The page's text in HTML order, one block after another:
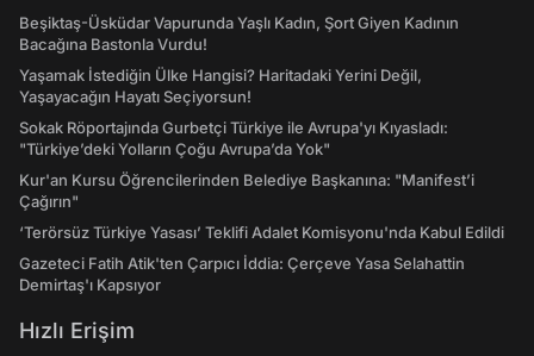
Beşiktaş-Üsküdar Vapurunda Yaşlı Kadın, Şort Giyen Kadının
Bacağına Bastonla Vurdu!
Yaşamak İstediğin Ülke Hangisi? Haritadaki Yerini Değil,
Yaşayacağın Hayatı Seçiyorsun!
Sokak Röportajında Gurbetçi Türkiye ile Avrupa'yı Kıyasladı:
"Türkiye’deki Yolların Çoğu Avrupa’da Yok"
Kur'an Kursu Öğrencilerinden Belediye Başkanına: "Manifest’i
Çağırın"
‘Terörsüz Türkiye Yasası’ Teklifi Adalet Komisyonu'nda Kabul Edildi
Gazeteci Fatih Atik'ten Çarpıcı İddia: Çerçeve Yasa Selahattin
Demirtaş'ı Kapsıyor
Hızlı Erişim